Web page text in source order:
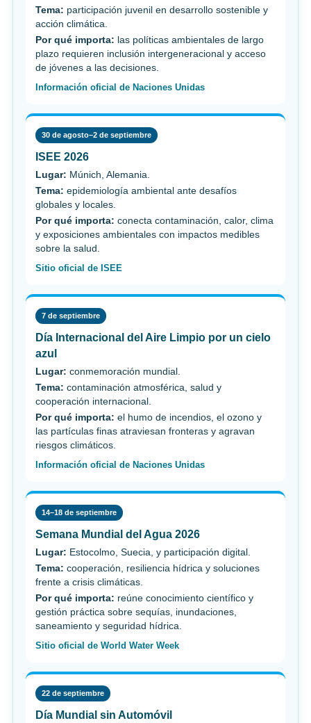
Tema: participación juvenil en desarrollo sostenible y
acción climática.
Por qué importa: las políticas ambientales de largo
plazo requieren inclusión intergeneracional y acceso
de jóvenes a las decisiones.
Información oficial de Naciones Unidas
30 de agosto–2 de septiembre
ISEE 2026
Lugar: Múnich, Alemania.
Tema: epidemiología ambiental ante desafíos
globales y locales.
Por qué importa: conecta contaminación, calor, clima
y exposiciones ambientales con impactos medibles
sobre la salud.
Sitio oficial de ISEE
7 de septiembre
Día Internacional del Aire Limpio por un cielo
azul
Lugar: conmemoración mundial.
Tema: contaminación atmosférica, salud y
cooperación internacional.
Por qué importa: el humo de incendios, el ozono y
las partículas finas atraviesan fronteras y agravan
riesgos climáticos.
Información oficial de Naciones Unidas
14–18 de septiembre
Semana Mundial del Agua 2026
Lugar: Estocolmo, Suecia, y participación digital.
Tema: cooperación, resiliencia hídrica y soluciones
frente a crisis climáticas.
Por qué importa: reúne conocimiento científico y
gestión práctica sobre sequías, inundaciones,
saneamiento y seguridad hídrica.
Sitio oficial de World Water Week
22 de septiembre
Día Mundial sin Automóvil